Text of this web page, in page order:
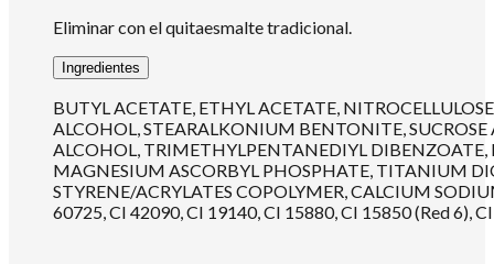
Eliminar con el quitaesmalte tradicional.
Ingredientes
BUTYL ACETATE, ETHYL ACETATE,
ALCOHOL, STEARALKONIUM BENTONITE,
ALCOHOL, TRIMETHYLPENTANEDIYL
MAGNESIUM ASCORBYL PHOSPHATE, TITANIUM
STYRENE/ACRYLATES COPOLYMER, CALCIUM
60725, CI 42090, CI 19140, CI 15880, CI 15850 (Red 6),